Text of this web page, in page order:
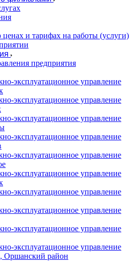
и тарифах на работы (услуги)
предприятия
эксплуатационное управление
эксплуатационное управление
эксплуатационное управление
эксплуатационное управление
эксплуатационное управление
эксплуатационное управление
эксплуатационное управление
эксплуатационное управление
эксплуатационное управление
эксплуатационное управление
район